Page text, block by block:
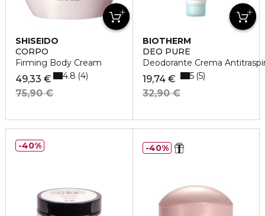
SHISEIDO
CORPO
Firming Body Cream
49,33 €
75,90 €
4.8 4
BIOTHERM
DEO PURE
Deodorante Crema
19,74 €
32,90 €
5 5
40% 40%